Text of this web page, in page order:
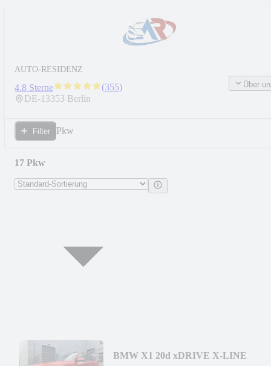
AUTO-RESIDENZ
4.8 Sterne (355)
DE-13353 Berlin
Über
Filter Pkw
17 Pkw
BMW X1 20d xDRIVE X-LINE